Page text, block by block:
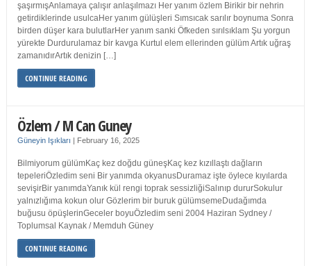
şaşırmışAnlamaya çalışır anlaşılmazı Her yanım özlem Birikir bir nehrin
getirdiklerinde usulcaHer yanım gülüşleri Sımsıcak sarılır boynuma Sonra
birden düşer kara bulutlarHer yanım sanki Öfkeden sırılsıklam Şu yorgun
yürekte Durdurulamaz bir kavga Kurtul elem ellerinden gülüm Artık uğraş
zamanıdırArtık denizin […]
CONTINUE READING
Özlem / M Can Guney
Güneyin Işıkları | February 16, 2025
Bilmiyorum gülümKaç kez doğdu güneşKaç kez kızıllaştı dağların
tepeleriÖzledim seni Bir yanımda okyanusDuramaz işte öylece kıyılarda
sevişirBir yanımdaYanık kül rengi toprak sessizliğiSalınıp dururSokulur
yalnızlığıma kokun olur Gözlerim bir buruk gülümsemeDudağımda
buğusu öpüşlerinGeceler boyuÖzledim seni 2004 Haziran Sydney /
Toplumsal Kaynak / Memduh Güney
CONTINUE READING